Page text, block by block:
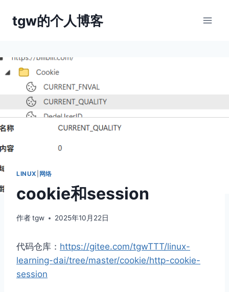
tgw的个人博客
LINUX 网络
cookie和session
作者tgw 2025年10月22日
代码仓库： https://gitee.com/tgwTTT/linux-
learning-dai/tree/master/cookie/http-cookie-
session